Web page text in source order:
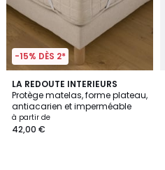
-15% DÈS 2*
LA REDOUTE INTERIEURS
Protège matelas, forme plateau,
antiacarien et imperméable
à partir de
42,00 €
4,4
/ 5